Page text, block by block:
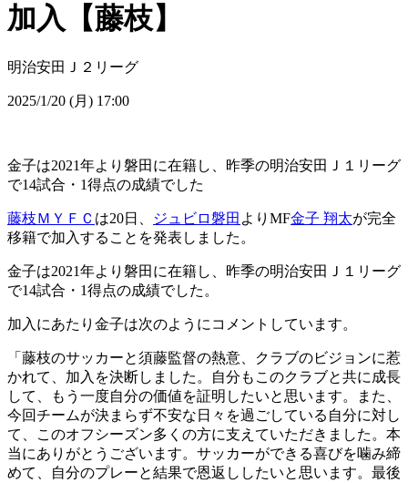
加入【藤枝】
明治安田Ｊ２リーグ
2025/1/20 (月) 17:00
金子は2021年より磐田に在籍し、昨季の明治安田Ｊ１リーグ
で14試合・1得点の成績でした
藤枝ＭＹＦＣ は20日、 ジュビロ磐田 よりMF金子 翔太が完全
移籍で加入することを発表しました。
金子は2021年より磐田に在籍し、昨季の明治安田Ｊ１リーグ
で14試合・1得点の成績でした。
加入にあたり金子は次のようにコメントしています。
「藤枝のサッカーと須藤監督の熱意、クラブのビジョンに惹
かれて、加入を決断しました。自分もこのクラブと共に成長
して、もう一度自分の価値を証明したいと思います。また、
今回チームが決まらず不安な日々を過ごしている自分に対し
て、このオフシーズン多くの方に支えていただきました。本
当にありがとうございます。サッカーができる喜びを噛み締
めて、自分のプレーと結果で恩返ししたいと思います。最後